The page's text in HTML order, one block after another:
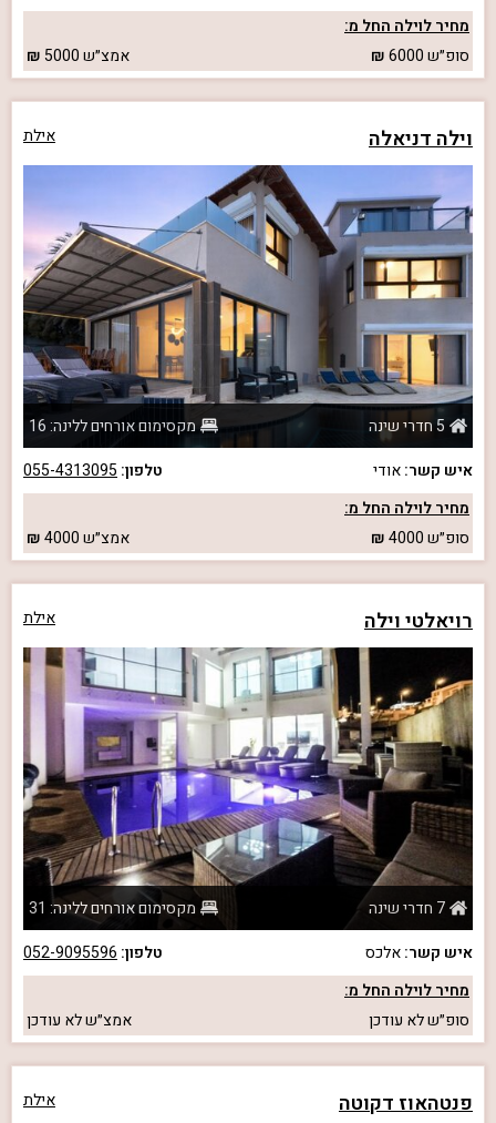
מחיר לוילה החל מ:
סופ״ש6000 אמצ״ש5000
וילה דניאלה אילת
5 חדרי שינה
מקסימום אורחים ללינה: 16
איש קשר:אודי טלפון: 055-4313095
מחיר לוילה החל מ:
סופ״ש4000 אמצ״ש4000
רויאלטי וילה אילת
7 חדרי שינה
מקסימום אורחים ללינה: 31
איש קשר:אלכס טלפון: 052-9095596
מחיר לוילה החל מ:
סופ״שלא עודכן אמצ״שלא עודכן
פנטהאוז דקוטה אילת